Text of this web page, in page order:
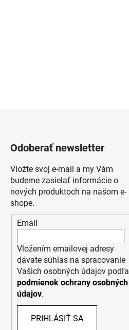
Odoberať newsletter
Vložte svoj e-mail a my Vám
budeme zasielať informácie o
nových produktoch na našom e-
shope.
Email
Vložením emailovej adresy
dávate súhlas na spracovanie
Vašich osobných údajov podľa
podmienok ochrany osobných
údajov.
PRIHLÁSIŤ SA